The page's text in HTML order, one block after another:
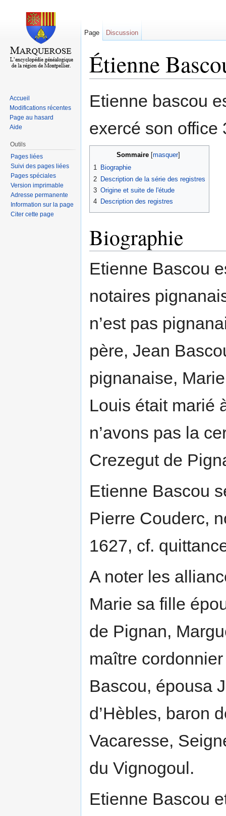
Étienne
Etienne bascou
exercé son office
Sommaire masquer]
1 Biographie
2 Description de la série des registres
3 Origine et suite de l'étude
4 Description des registres
Biographie
Etienne Bascou
notaires
n’est pas
père, Jean
pignanaise,
Louis était marié
n’avons pas la
Crezegut de
Etienne Bascou
Pierre Couderc,
1627, cf.
A noter les
Marie sa fille
de Pignan,
maître
Bascou, épousa
d’Hèbles, baron
Vacaresse,
du Vignogoul.
Etienne Bascou
Page Discussion
Accueil
Modifications récentes
Page au hasard
Aide
Outils
Pages liées
Suivi des pages liées
Pages spéciales
Version imprimable
Adresse permanente
Information sur la page
Citer cette page